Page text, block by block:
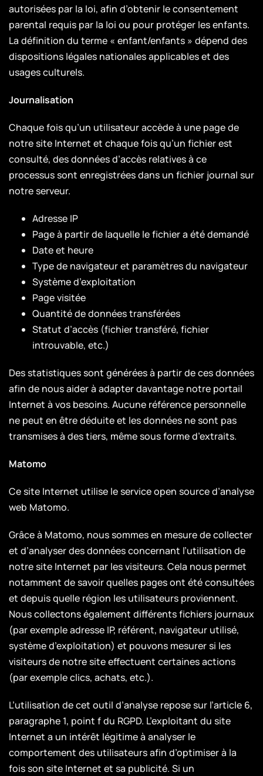
autorisées par la loi, afin d’obtenir le consentement
parental requis par la loi ou pour protéger les enfants.
La définition du terme « enfant/enfants » dépend des
dispositions légales nationales applicables et des
usages culturels.
Journalisation
Chaque fois qu’un utilisateur accède à une page de
notre site Internet et chaque fois qu’un fichier est
consulté, des données d’accès relatives à ce
processus sont enregistrées dans un fichier journal sur
notre serveur.
Adresse IP
Page à partir de laquelle le fichier a été demandé
Date et heure
Type de navigateur et paramètres du navigateur
Système d’exploitation
Page visitée
Quantité de données transférées
Statut d’accès (fichier transféré, fichier
introuvable, etc.)
Des statistiques sont générées à partir de ces données
afin de nous aider à adapter davantage notre portail
Internet à vos besoins. Aucune référence personnelle
ne peut en être déduite et les données ne sont pas
transmises à des tiers, même sous forme d’extraits.
Matomo
Ce site Internet utilise le service open source d’analyse
web Matomo.
Grâce à Matomo, nous sommes en mesure de collecter
et d’analyser des données concernant l’utilisation de
notre site Internet par les visiteurs. Cela nous permet
notamment de savoir quelles pages ont été consultées
et depuis quelle région les utilisateurs proviennent.
Nous collectons également différents fichiers journaux
(par exemple adresse IP, référent, navigateur utilisé,
système d’exploitation) et pouvons mesurer si les
visiteurs de notre site effectuent certaines actions
(par exemple clics, achats, etc.).
L’utilisation de cet outil d’analyse repose sur l’article 6,
paragraphe 1, point f du RGPD. L’exploitant du site
Internet a un intérêt légitime à analyser le
comportement des utilisateurs afin d’optimiser à la
fois son site Internet et sa publicité. Si un